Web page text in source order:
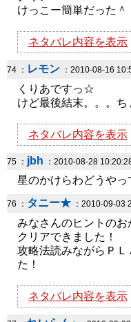
けっこー簡単だった＾
ネタバレ内容を表示
74 ： レモン ：2010-08-16
くりあですっ☆
けど最後結末。。。ち
ネタバレ内容を表示
75 ： jbh ：2010-08-28
星のかけらわどうや
76 ： タニー★ ：2010-09-03
みなさんのヒントのお
クリアできました！
攻略法読みながらＰ
た！
ネタバレ内容を表示